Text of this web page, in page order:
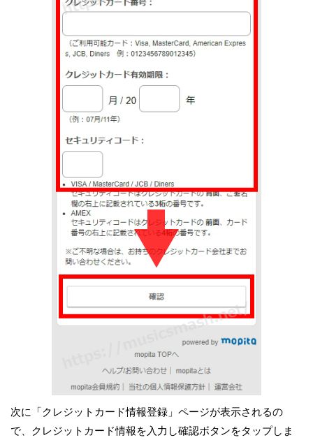
次に「クレジットカード情報登録」ページが表示されるの
で、クレジットカード情報を入力し確認ボタンをタップしま